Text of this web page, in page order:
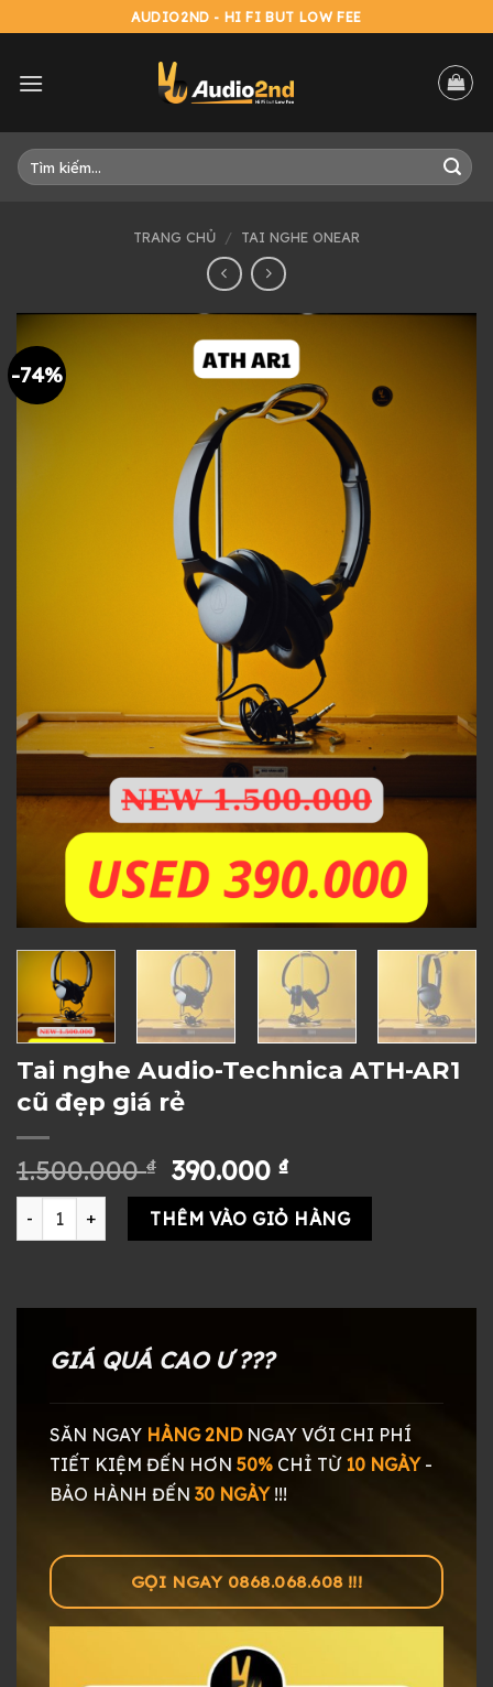
to
AUDIO2ND - HI FI BUT LOW FEE
Tìm
kiếm:
TRANG CHỦ / TAI NGHE ONEAR
-74%
Tai nghe Audio-Technica ATH-AR1
cũ đẹp giá rẻ
1.500.000₫
Giá
gốc
là:
1.500.000 ₫.
390.000₫Giá
hiện
tại
là:
Tai nghe Audio-Technica ATH-AR1 cũ đẹp giá rẻ số lượng
THÊM VÀO GIỎ HÀNG
GIÁ QUÁ CAO Ư ???
SĂN NGAY HÀNG 2NDNGAY VỚI CHI PHÍ
TIẾT KIỆM ĐẾN HƠN 50% CHỈ TỪ 10 NGÀY-
BẢO HÀNH ĐẾN 30 NGÀY!!!
GỌI NGAY 0868.068.608 !!!